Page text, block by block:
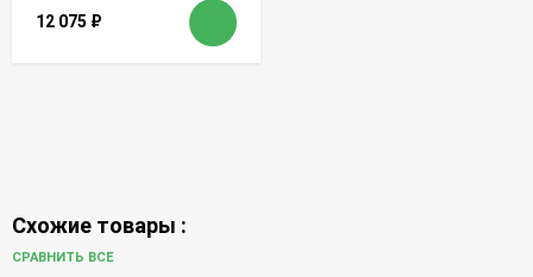
12 075 ₽
Схожие товары :
СРАВНИТЬ ВСЕ